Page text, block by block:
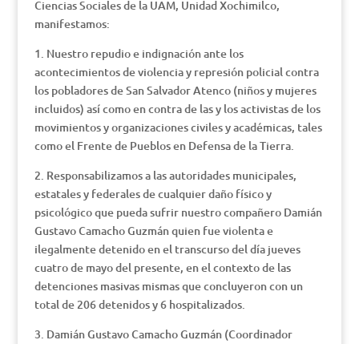
Ciencias Sociales de la UAM, Unidad Xochimilco,
manifestamos:
1. Nuestro repudio e indignación ante los
acontecimientos de violencia y represión policial contra
los pobladores de San Salvador Atenco (niños y mujeres
incluidos) así como en contra de las y los activistas de los
movimientos y organizaciones civiles y académicas, tales
como el Frente de Pueblos en Defensa de la Tierra.
2. Responsabilizamos a las autoridades municipales,
estatales y federales de cualquier daño físico y
psicológico que pueda sufrir nuestro compañero Damián
Gustavo Camacho Guzmán quien fue violenta e
ilegalmente detenido en el transcurso del día jueves
cuatro de mayo del presente, en el contexto de las
detenciones masivas mismas que concluyeron con un
total de 206 detenidos y 6 hospitalizados.
3. Damián Gustavo Camacho Guzmán (Coordinador